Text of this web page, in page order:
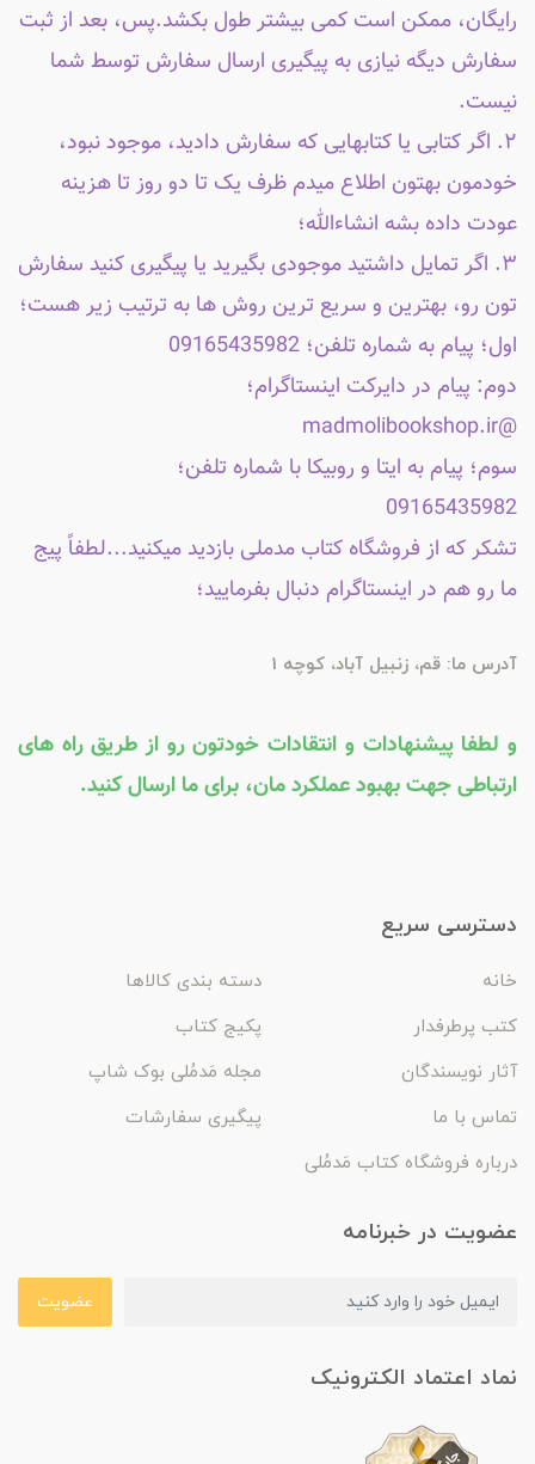
رایگان، ممکن است کمی بیشتر طول بکشد.پس، بعد از ثبت
سفارش دیگه نیازی به پیگیری ارسال سفارش توسط شما
نیست.
۲. اگر کتابی یا کتابهایی که سفارش دادید، موجود نبود،
خودمون بهتون اطلاع میدم ظرف یک تا دو روز تا هزینه
عودت داده بشه انشاءالله؛
۳. اگر تمایل داشتید موجودی بگیرید یا پیگیری کنید سفارش
تون رو، بهترین و سریع ترین روش ها به ترتیب زیر هست؛
اول؛ پیام به شماره تلفن؛ 09165435982
دوم: پیام در دایرکت اینستاگرام؛
@madmolibookshop.ir
سوم؛ پیام به ایتا و روبیکا با شماره تلفن؛
09165435982
تشکر که از فروشگاه کتاب مدملی بازدید میکنید...لطفاً پیج
ما رو هم در اینستاگرام دنبال بفرمایید؛
آدرس ما: قم، زنبیل آباد، کوچه 1
و لطفا پیشنهادات و انتقادات خودتون رو از طریق راه های
ارتباطی جهت بهبود عملکرد مان، برای ما ارسال کنید.
دسترسی سریع
خانه
دسته بندی کالاها
کتب پرطرفدار
پکیج کتاب
آثار نویسندگان
مجله مَدمُلی بوک شاپ
تماس با ما
پیگیری سفارشات
درباره فروشگاه کتاب مَدمُلی
عضویت در خبرنامه
عضویت
نماد اعتماد الکترونیک